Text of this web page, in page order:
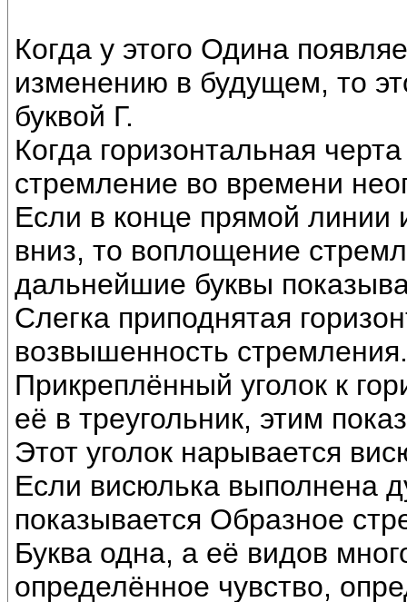
Когда у этого Одина
изменению в будущем, то
буквой Г.
Когда горизонтальная
стремление во времени
Если в конце прямой линии
вниз, то воплощение
дальнейшие буквы
Слегка приподнятая
возвышенность стремления.
Прикреплённый уголок к
её в треугольник, этим
Этот уголок нарывается
Если висюлька выполнена
показывается Образное
Буква одна, а её видов
определённое чувство,